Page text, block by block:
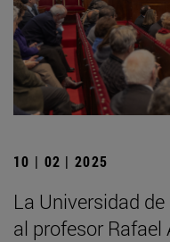
10 | 02 | 2025
La Universidad
al profesor Rafael